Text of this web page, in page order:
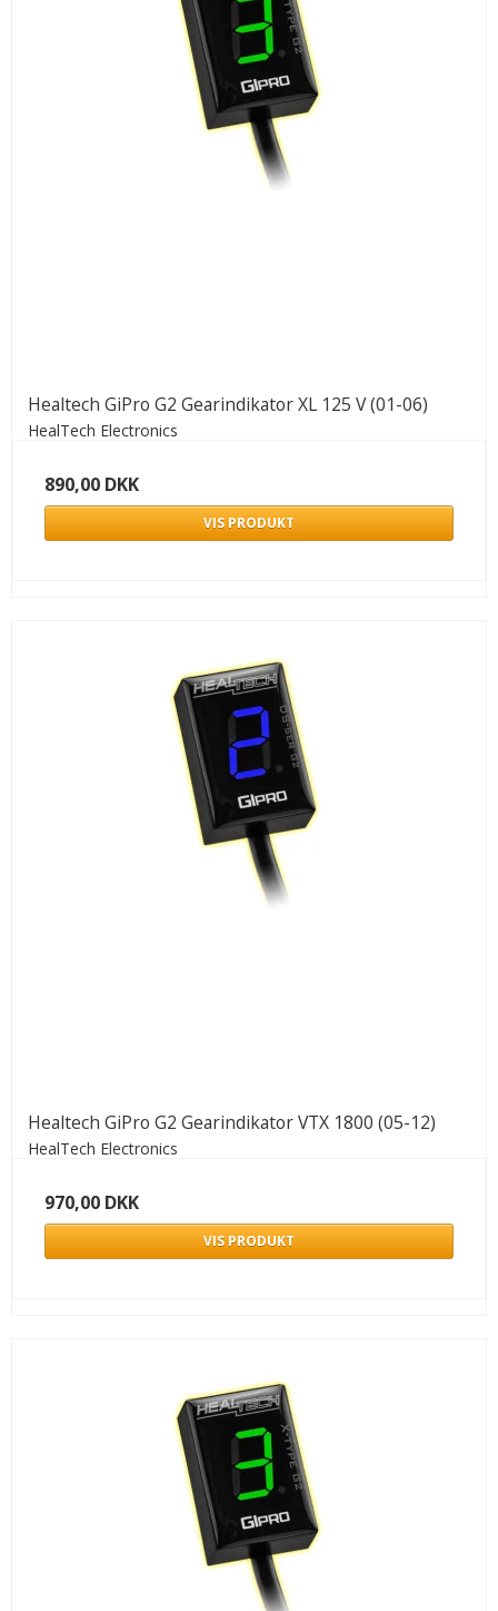
Healtech GiPro G2 Gearindikator XL 125 V (01-06)
HealTech Electronics
890,00 DKK
VIS PRODUKT
Healtech GiPro G2 Gearindikator VTX 1800 (05-12)
HealTech Electronics
970,00 DKK
VIS PRODUKT